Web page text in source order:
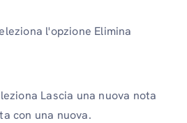
l'opzione Elimina
Lascia una nuova nota
con una nuova.